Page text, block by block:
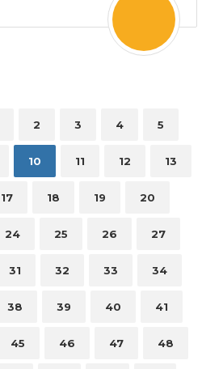
2 3 4 5
10 11 12 13
17 18 19 20
24 25 26 27
31 32 33 34
38 39 40 41
45 46 47 48